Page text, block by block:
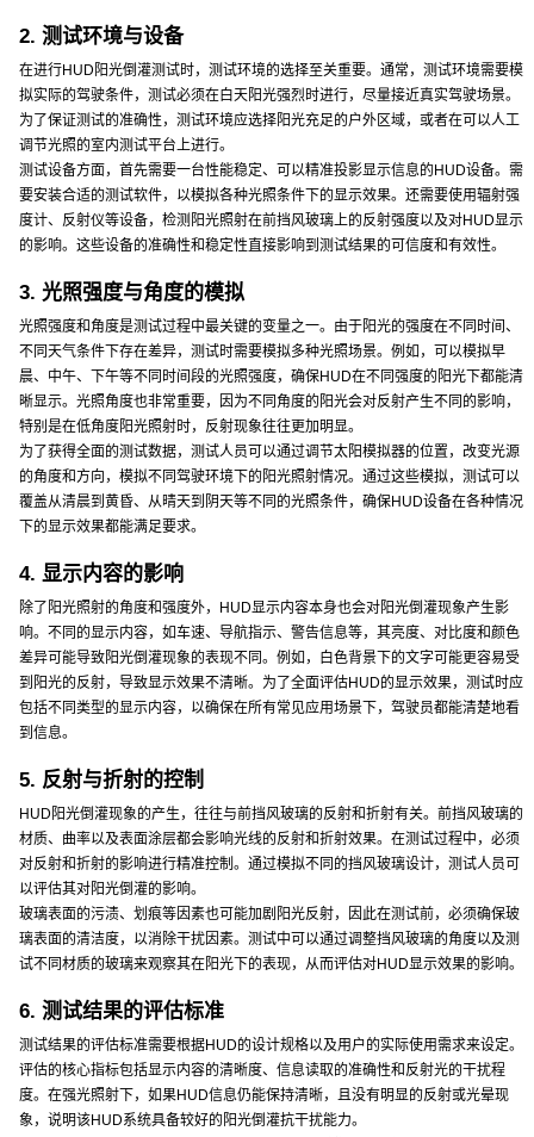
2. 测试环境与设备
在进行HUD阳光倒灌测试时，测试环境的选择至关重要。通常，测试环境需要模
拟实际的驾驶条件，测试必须在白天阳光强烈时进行，尽量接近真实驾驶场景。
为了保证测试的准确性，测试环境应选择阳光充足的户外区域，或者在可以人工
调节光照的室内测试平台上进行。
测试设备方面，首先需要一台性能稳定、可以精准投影显示信息的HUD设备。需
要安装合适的测试软件，以模拟各种光照条件下的显示效果。还需要使用辐射强
度计、反射仪等设备，检测阳光照射在前挡风玻璃上的反射强度以及对HUD显示
的影响。这些设备的准确性和稳定性直接影响到测试结果的可信度和有效性。
3. 光照强度与角度的模拟
光照强度和角度是测试过程中最关键的变量之一。由于阳光的强度在不同时间、
不同天气条件下存在差异，测试时需要模拟多种光照场景。例如，可以模拟早
晨、中午、下午等不同时间段的光照强度，确保HUD在不同强度的阳光下都能清
晰显示。光照角度也非常重要，因为不同角度的阳光会对反射产生不同的影响，
特别是在低角度阳光照射时，反射现象往往更加明显。
为了获得全面的测试数据，测试人员可以通过调节太阳模拟器的位置，改变光源
的角度和方向，模拟不同驾驶环境下的阳光照射情况。通过这些模拟，测试可以
覆盖从清晨到黄昏、从晴天到阴天等不同的光照条件，确保HUD设备在各种情况
下的显示效果都能满足要求。
4. 显示内容的影响
除了阳光照射的角度和强度外，HUD显示内容本身也会对阳光倒灌现象产生影
响。不同的显示内容，如车速、导航指示、警告信息等，其亮度、对比度和颜色
差异可能导致阳光倒灌现象的表现不同。例如，白色背景下的文字可能更容易受
到阳光的反射，导致显示效果不清晰。为了全面评估HUD的显示效果，测试时应
包括不同类型的显示内容，以确保在所有常见应用场景下，驾驶员都能清楚地看
到信息。
5. 反射与折射的控制
HUD阳光倒灌现象的产生，往往与前挡风玻璃的反射和折射有关。前挡风玻璃的
材质、曲率以及表面涂层都会影响光线的反射和折射效果。在测试过程中，必须
对反射和折射的影响进行精准控制。通过模拟不同的挡风玻璃设计，测试人员可
以评估其对阳光倒灌的影响。
玻璃表面的污渍、划痕等因素也可能加剧阳光反射，因此在测试前，必须确保玻
璃表面的清洁度，以消除干扰因素。测试中可以通过调整挡风玻璃的角度以及测
试不同材质的玻璃来观察其在阳光下的表现，从而评估对HUD显示效果的影响。
6. 测试结果的评估标准
测试结果的评估标准需要根据HUD的设计规格以及用户的实际使用需求来设定。
评估的核心指标包括显示内容的清晰度、信息读取的准确性和反射光的干扰程
度。在强光照射下，如果HUD信息仍能保持清晰，且没有明显的反射或光晕现
象，说明该HUD系统具备较好的阳光倒灌抗干扰能力。